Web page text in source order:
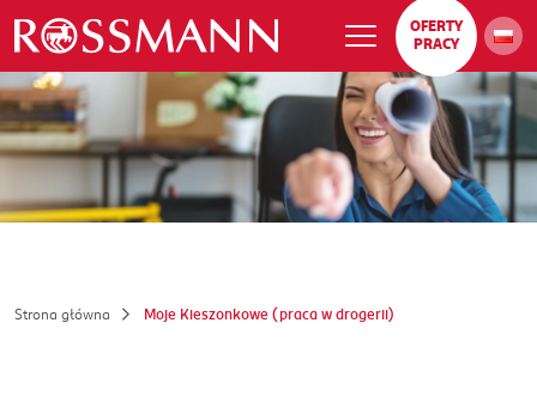
OFERTY
PRACY
Strona główna Moje Kieszonkowe (praca w drogerii)